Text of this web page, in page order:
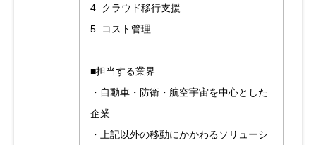
4. クラウド移行支援
5. コスト管理
■担当する業界
・自動車・防衛・航空宇宙を中心とした
企業
・上記以外の移動にかかわるソリューシ